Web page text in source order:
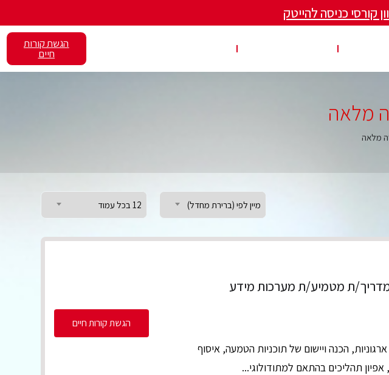
קורסי כניסה להייטק
הגשת קורות
חיים
מלאה
מלאה
מיין לפי (ברירת מחדל) 12 בכל עמוד
מדריך/ת מטמיע/ת מערכות מידע
הכנה ויישום של תוכניות הטמעה, איסוף
תהליכים בהתאם למתודולוגי...
הגשת קורות חיים